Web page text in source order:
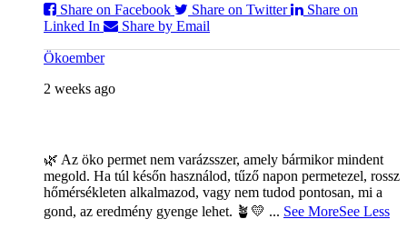
Share on Facebook
Share on Twitter
Share on
Linked In
Share by Email
Ökoember
2 weeks ago
🌿 Az öko permet nem varázsszer, amely bármikor mindent
megold. Ha túl későn használod, tűző napon permetezel, rossz
hőmérsékleten alkalmazod, vagy nem tudod pontosan, mi a
gond, az eredmény gyenge lehet. 🪴💛 ... See MoreSee Less